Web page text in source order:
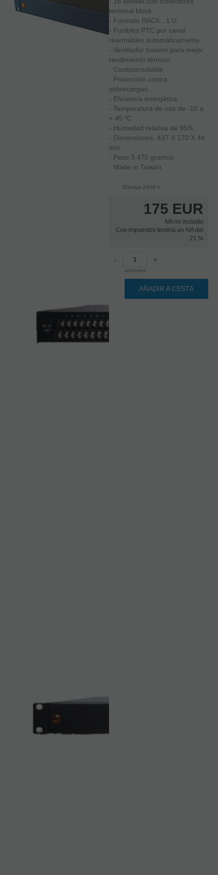
terminal block
- Formato RACK . 1 U
- Fusibles PTC por canal
rearmables automáticamente.
- Ventilador trasero para mejor
rendimiento térmico.
- Contocircuitable
- Protección contra
sobrecargas.
- Eficiencia energética.
- Temperatura de uso de -10 a
+ 45 ºC
- Humedad relativa de 95%
- Dimensiones. 437 X 170 X 44
mm
- Peso 3.470 gramos
- Made in Taiwán
Entrega 24/48 h
175 EUR
IVA no incluido
Con impuestos tendría un IVA del
21 %
-
unidades
+
AÑADIR A CESTA